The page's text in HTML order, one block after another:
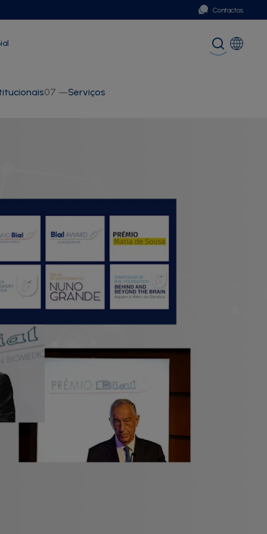
Contactos
07 —Serviços